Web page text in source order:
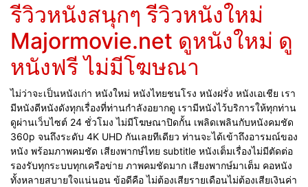
รีวิวหนังสนุกๆ รีวิวหนังใหม่
Majormovie.net ดูหนังใหม่ ดู
หนังฟรี ไม่มีโฆษณา
ไม่ว่าจะเป็นหนังเก่า หนังใหม่ หนังไทยชนโรง หนังฝรั่ง หนังเอเชีย เรา
มีหนังดีหนังดังทุกเรื่องที่ท่านกำลังอยากดู เรามีหนังไว้บริการให้ทุกท่าน
ดูผ่านเว็บไซต์ 24 ชั่วโมง ไม่มีโฆษณาปิดกั้น เพลิดเพลินกับหนังคมชัด
360p จนถึงระดับ 4K UHD กันเลยทีเดียว ท่านจะได้เข้าถึงอารมณ์ของ
หนัง พร้อมภาพคมชัด เสียงพากษ์ไทย subtitle หนังเต็มเรื่องไม่มีตัดต่อ
รองรับทุกระบบทุกเครือข่าย ภาพคมชัดมาก เสียงพากษ์มาเต็ม คอหนัง
ทั้งหลายสบายใจแน่นอน ข้อดีคือ ไม่ต้องเสียรายเดือนไม่ต้องเสียเงินค่า